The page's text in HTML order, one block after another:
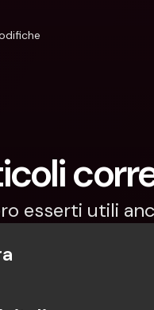
esserti utili